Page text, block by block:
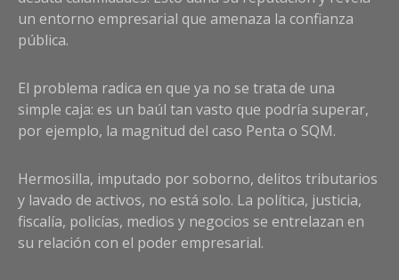
un entorno empresarial que amenaza la confianza
pública.
El problema radica en que ya no se trata de una
simple caja: es un baúl tan vasto que podría superar,
por ejemplo, la magnitud del caso Penta o SQM.
Hermosilla, imputado por soborno, delitos tributarios
y lavado de activos, no está solo. La política, justicia,
fiscalía, policías, medios y negocios se entrelazan en
su relación con el poder empresarial.